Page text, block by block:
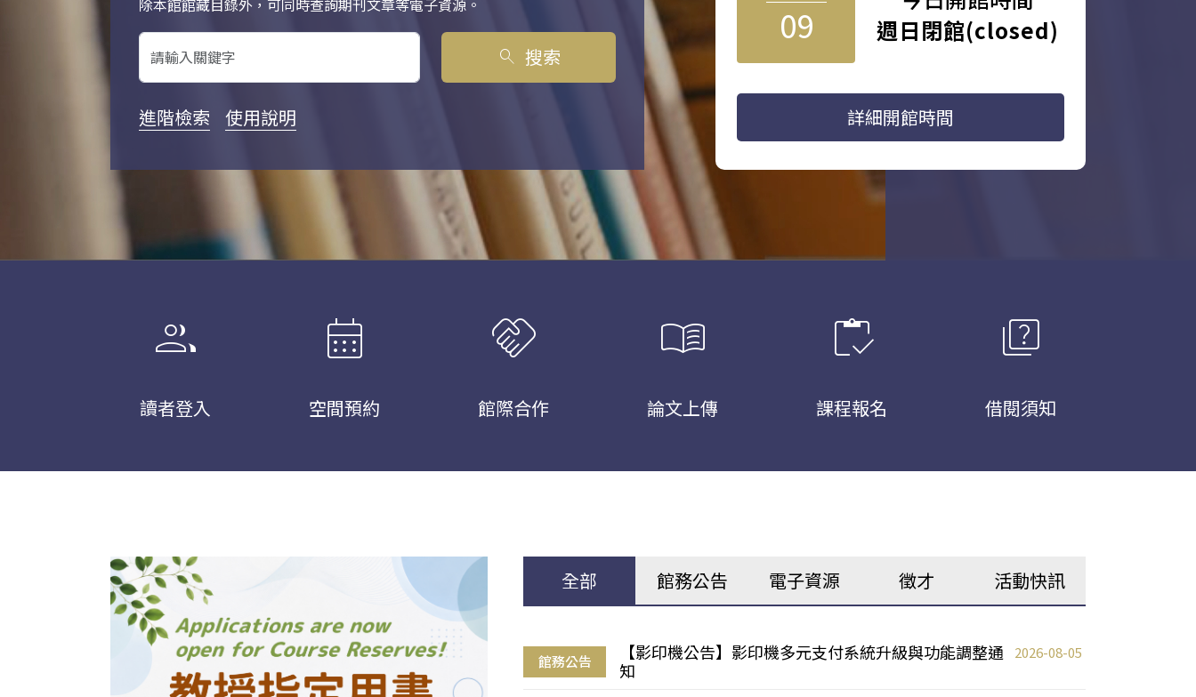
search 搜索
進階檢索 使用說明
09 週日閉館(closed)
詳細開館時間
group
讀者登入
calendar_month
空間預約
handshake
館際合作
menu_book
論文上傳
inventory
課程報名
quiz
借閱須知
全部 館務公告 電子資源 徵才 活動快訊
館務公告
【影印機公告】影印機多元支付系統升級與功能調整通
知
2026-08-05